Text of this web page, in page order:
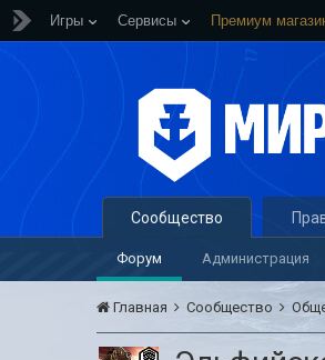
Игры Сервисы Премиум
Сообщество
Форум Администрация
Главная Сообщество